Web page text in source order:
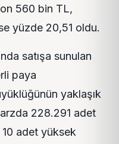
560 bin TL,
yüzde 20,51 oldu.
satışa sunulan
paya
yaklaşık
228.291 adet
10 adet yüksek